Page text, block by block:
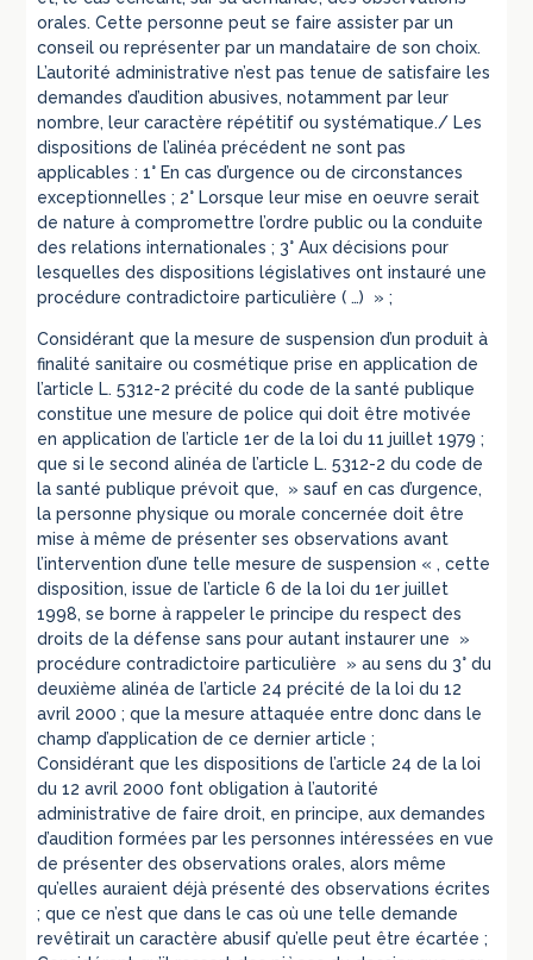
orales. Cette personne peut se faire assister par un
conseil ou représenter par un mandataire de son choix.
L’autorité administrative n’est pas tenue de satisfaire les
demandes d’audition abusives, notamment par leur
nombre, leur caractère répétitif ou systématique./ Les
dispositions de l’alinéa précédent ne sont pas
applicables : 1° En cas d’urgence ou de circonstances
exceptionnelles ; 2° Lorsque leur mise en oeuvre serait
de nature à compromettre l’ordre public ou la conduite
des relations internationales ; 3° Aux décisions pour
lesquelles des dispositions législatives ont instauré une
procédure contradictoire particulière ( …) » ;
Considérant que la mesure de suspension d’un produit à
finalité sanitaire ou cosmétique prise en application de
l’article L. 5312-2 précité du code de la santé publique
constitue une mesure de police qui doit être motivée
en application de l’article 1er de la loi du 11 juillet 1979 ;
que si le second alinéa de l’article L. 5312-2 du code de
la santé publique prévoit que, » sauf en cas d’urgence,
la personne physique ou morale concernée doit être
mise à même de présenter ses observations avant
l’intervention d’une telle mesure de suspension « , cette
disposition, issue de l’article 6 de la loi du 1er juillet
1998, se borne à rappeler le principe du respect des
droits de la défense sans pour autant instaurer une »
procédure contradictoire particulière » au sens du 3° du
deuxième alinéa de l’article 24 précité de la loi du 12
avril 2000 ; que la mesure attaquée entre donc dans le
champ d’application de ce dernier article ;
Considérant que les dispositions de l’article 24 de la loi
du 12 avril 2000 font obligation à l’autorité
administrative de faire droit, en principe, aux demandes
d’audition formées par les personnes intéressées en vue
de présenter des observations orales, alors même
qu’elles auraient déjà présenté des observations écrites
; que ce n’est que dans le cas où une telle demande
revêtirait un caractère abusif qu’elle peut être écartée ;